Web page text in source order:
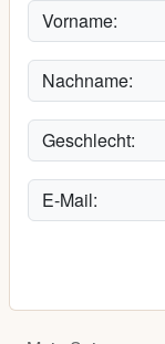
Vorname:
Nachname:
Geschlecht:
E-Mail: